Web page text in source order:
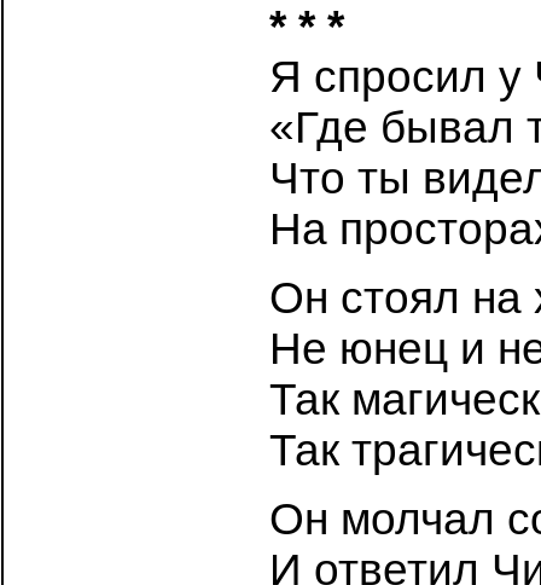
* * *
Я спросил у
«Где бывал
Что ты
На
Он стоял на
Не юнец и
Так
Так
Он молчал
И ответил